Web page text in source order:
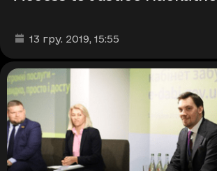
Дата та час публікації
13 гру. 2019, 15:55